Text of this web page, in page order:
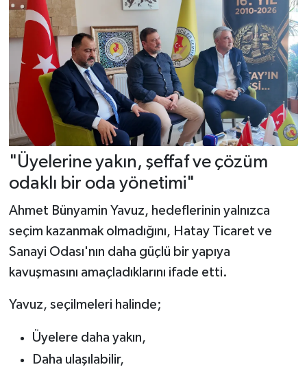
"Üyelerine yakın, şeffaf ve çözüm
odaklı bir oda yönetimi"
Ahmet Bünyamin Yavuz, hedeflerinin yalnızca
seçim kazanmak olmadığını, Hatay Ticaret ve
Sanayi Odası'nın daha güçlü bir yapıya
kavuşmasını amaçladıklarını ifade etti.
Yavuz, seçilmeleri halinde;
Üyelere daha yakın,
Daha ulaşılabilir,